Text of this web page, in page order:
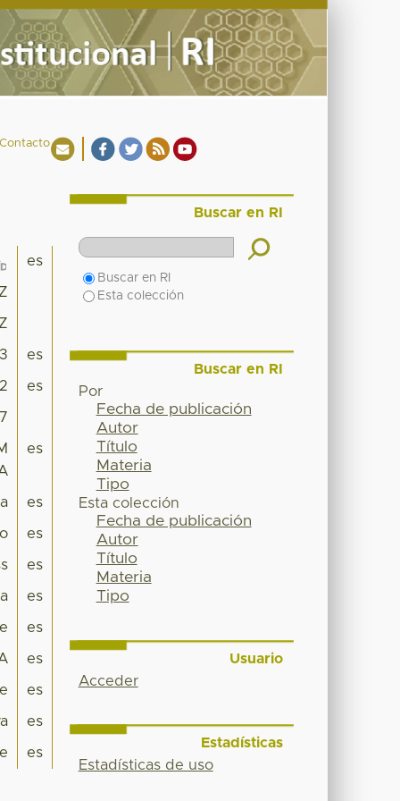
es
es
es
es
es
es
es
es
es
es
es
es
es
Buscar en RI
Buscar en RI
Esta colección
Buscar en RI
Por
Fecha de publicación
Autor
Título
Materia
Tipo
Esta colección
Fecha de publicación
Autor
Título
Materia
Tipo
Usuario
Acceder
Estadísticas
Estadísticas de uso